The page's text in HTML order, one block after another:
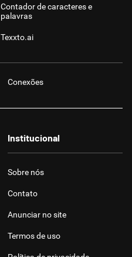
Contador de caracteres e
palavras
Texxto.ai
Conexões
Institucional
Sobre nós
Contato
Anunciar no site
Termos de uso